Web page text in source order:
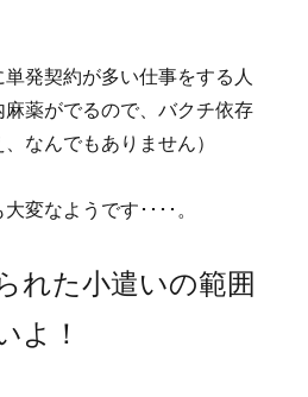
単発契約が多い仕事をする人
薬がでるので、バクチ依存
なんでもありません）
変なようです････。
れた小遣いの範囲
よ！